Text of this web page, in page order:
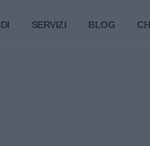
SERVIZI BLOG